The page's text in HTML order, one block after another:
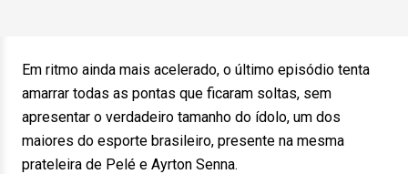
Em ritmo ainda mais acelerado, o último episódio tenta
amarrar todas as pontas que ficaram soltas, sem
apresentar o verdadeiro tamanho do ídolo, um dos
maiores do esporte brasileiro, presente na mesma
prateleira de Pelé e Ayrton Senna.